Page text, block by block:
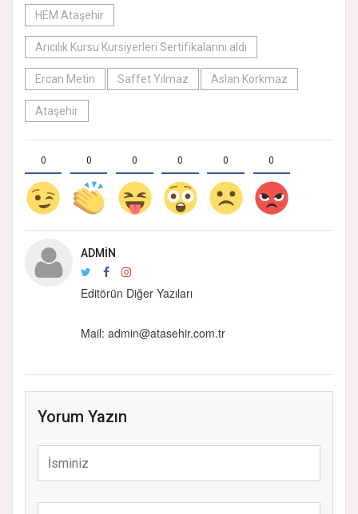
HEM Ataşehir
Arıcılık Kursu Kursiyerleri Sertifikalarını aldı
Ercan Metin Saffet Yılmaz Aslan Korkmaz
Ataşehir
0 0 0 0 0 0
ADMIN
Editörün Diğer Yazıları
Mail: admin@atasehir.com.tr
Yorum Yazın